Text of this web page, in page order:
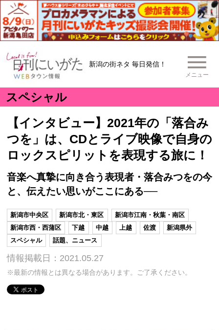
新潟の街ネタ 毎日発信！
メニュー
スペシャル
【インタビュー】2021年の「落合み
つを」は、CDとライブ映像で自身の
ロックスピリットを表現する旅に！
音楽へ真摯に向き合う表現者・落合みつをの今
と、伝えたい思いがここにある──
新潟市中央区 新潟市北・東区
新潟市江南・秋葉・南区
新潟市西・西蒲区
下越 中越 上越 佐渡
新潟県外
スペシャル
話題、ニュース
情報掲載日：2021.05.27
※最新の情報とは異なる場合があります。ご了承ください。